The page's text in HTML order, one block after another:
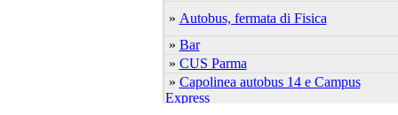
» Autobus, fermata di Fisica
» Bar
» CUS Parma
» Capolinea autobus 14 e Campus
Express